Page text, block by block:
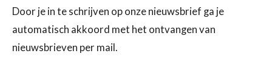
Door je in te schrijven op onze nieuwsbrief ga je
automatisch akkoord met het ontvangen van
nieuwsbrieven per mail.